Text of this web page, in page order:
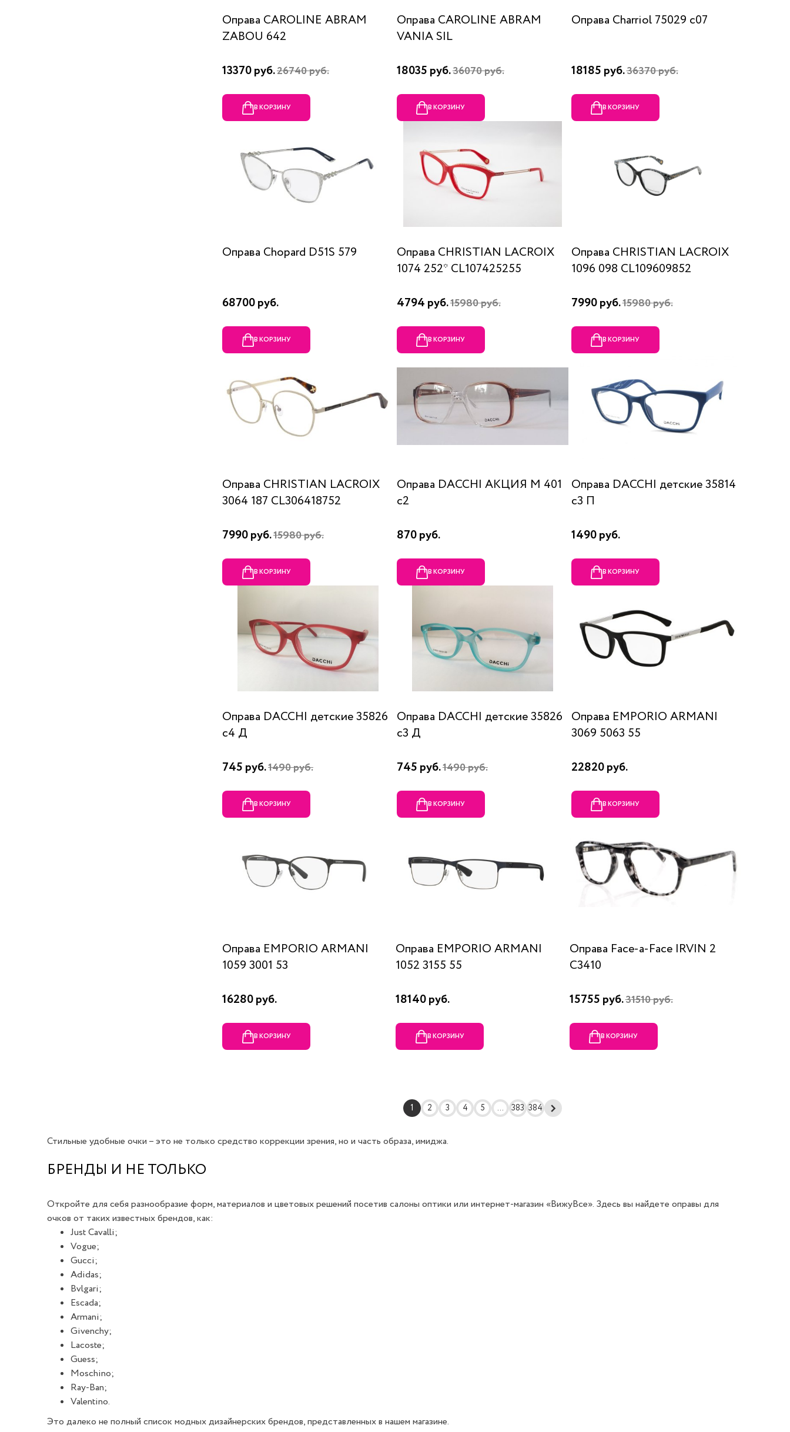
Оправа CAROLINE ABRAM
ZABOU 642
13370 руб.26740 руб.
В КОРЗИНУ
Оправа CAROLINE ABRAM
VANIA SIL
18035 руб.36070 руб.
В КОРЗИНУ
Оправа Charriol 75029 c07
18185 руб.36370 руб.
В КОРЗИНУ
Оправа Chopard D51S 579
68700 руб.
В КОРЗИНУ
Оправа CHRISTIAN LACROIX
1074 252* CL107425255
4794 руб.15980 руб.
В КОРЗИНУ
Оправа CHRISTIAN LACROIX
1096 098 CL109609852
7990 руб.15980 руб.
В КОРЗИНУ
Оправа CHRISTIAN LACROIX
3064 187 CL306418752
7990 руб.15980 руб.
В КОРЗИНУ
Оправа DACCHI АКЦИЯ М 401
c2
870 руб.
В КОРЗИНУ
Оправа DACCHI детские 35814
c3 П
1490 руб.
В КОРЗИНУ
Оправа DACCHI детские 35826
c4 Д
745 руб.1490 руб.
В КОРЗИНУ
Оправа DACCHI детские 35826
c3 Д
745 руб.1490 руб.
В КОРЗИНУ
Оправа EMPORIO ARMANI
3069 5063 55
22820 руб.
В КОРЗИНУ
Оправа EMPORIO ARMANI
1059 3001 53
16280 руб.
В КОРЗИНУ
Оправа EMPORIO ARMANI
1052 3155 55
18140 руб.
В КОРЗИНУ
Оправа Face-a-Face IRVIN 2
C3410
15755 руб.31510 руб.
В КОРЗИНУ
1 2 3 4 5 ... 383 384
Стильные удобные очки – это не только средство коррекции зрения, но и часть образа, имиджа.
БРЕНДЫ И НЕ ТОЛЬКО
Откройте для себя разнообразие форм, материалов и цветовых решений посетив салоны оптики или интернет-магазин «ВижуВсе». Здесь вы найдете оправы для
очков от таких известных брендов, как:
Just Cavalli;
Vogue;
Gucci;
Adidas;
Bvlgari;
Escada;
Armani;
Givenchy;
Lacoste;
Guess;
Moschino;
Ray-Ban;
Valentino.
Это далеко не полный список модных дизайнерских брендов, представленных в нашем магазине.